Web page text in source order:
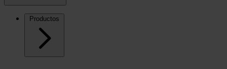
Productos